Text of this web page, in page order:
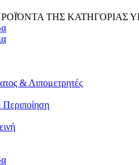
ΤΗΣ ΚΑΤΗΓΟΡΙΑΣ
& Λιπομετρητές